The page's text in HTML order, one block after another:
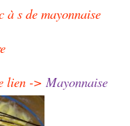
à s de mayonnaise
lien -> Mayonnaise